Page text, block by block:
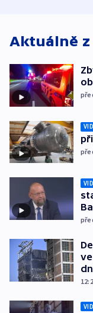
Aktuálně